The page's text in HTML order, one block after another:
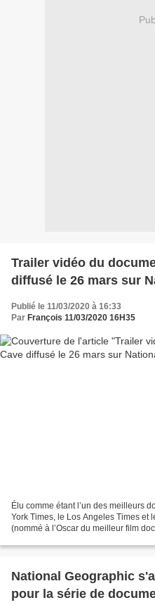
Trailer vidéo du
diffusé le 26 mars sur
Publié le 11/03/2020 à 16:33
Par François 11/03/2020 16H35
Élu comme étant l’un des meilleurs
York Times, le Los Angeles Times et
(nommé à l’Oscar du meilleur film
National Geographic
pour la série de